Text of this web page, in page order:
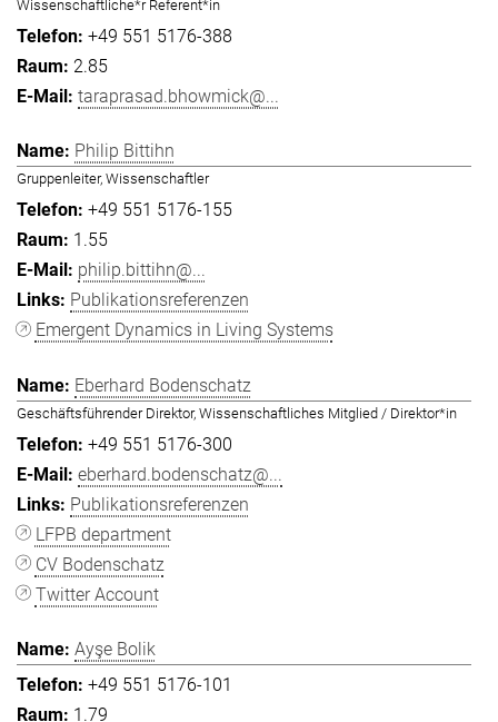
Wissenschaftliche*r Referent*in
+49 551 5176-388
2.85
taraprasad.bhowmick@...
Philip Bittihn
Gruppenleiter, Wissenschaftler
+49 551 5176-155
1.55
philip.bittihn@...
Publikationsreferenzen
Emergent Dynamics in Living Systems
Eberhard Bodenschatz
Geschäftsführender Direktor, Wissenschaftliches Mitglied / Direktor*in
+49 551 5176-300
eberhard.bodenschatz@...
Publikationsreferenzen
LFPB department
CV Bodenschatz
Twitter Account
Ayşe Bolik
+49 551 5176-101
1.79